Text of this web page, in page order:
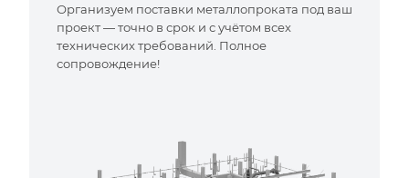
Организуем поставки металлопроката под ваш
проект — точно в срок и с учётом всех
технических требований. Полное
сопровождение!